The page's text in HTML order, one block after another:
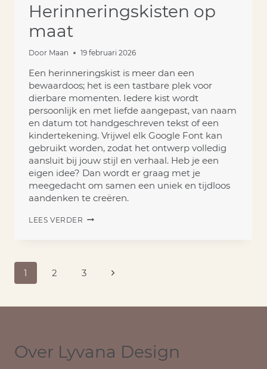
Herinneringskisten op
maat
Door Maan 19 februari 2026
Een herinneringskist is meer dan een
bewaardoos; het is een tastbare plek voor
dierbare momenten. Iedere kist wordt
persoonlijk en met liefde aangepast, van naam
en datum tot handgeschreven tekst of een
kindertekening. Vrijwel elk Google Font kan
gebruikt worden, zodat het ontwerp volledig
aansluit bij jouw stijl en verhaal. Heb je een
eigen idee? Dan wordt er graag met je
meegedacht om samen een uniek en tijdloos
aandenken te creëren.
LEES VERDER HERINNERINGSKISTEN
Paginanavigatie
1 2 3
Volgende
Over Lyvana Design